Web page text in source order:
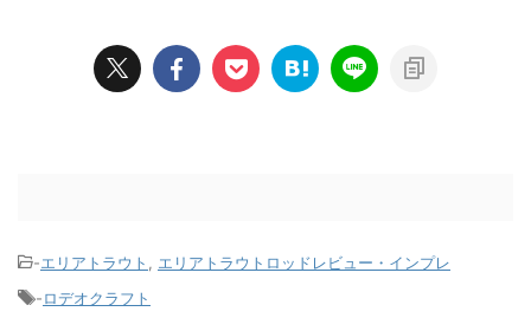
-エリアトラウト
エリアトラウトロッドレビュー・インプレ
-ロデオクラフト